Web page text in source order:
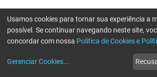
Usamos cookies para tornar sua experiência a
possível. Se continuar navegando neste site,
concordar com nossa Política de Cookies e
Gerenciar Cookies...
Erro ao enviar informações, por favor tente